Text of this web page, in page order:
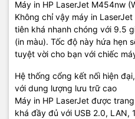
Máy in HP LaserJet M454nw
Không chỉ vậy máy in
tiên khá nhanh chóng với 9.5
(in màu). Tốc độ này hứa hẹn
tuyệt vời cho bạn với chiếc
Hệ thống cổng kết nối hiện
với dung lượng lưu trữ cao
Máy in HP LaserJet được
khá đầy đủ với USB 2.0, LAN,